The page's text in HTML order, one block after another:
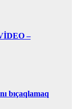
–
bıçaqlamaq